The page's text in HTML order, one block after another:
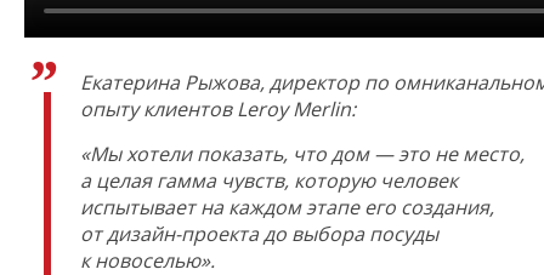
Екатерина Рыжова, директор по
опыту клиентов Leroy Merlin:
«Мы хотели показать, что дом — это не место,
а целая гамма чувств, которую человек
испытывает на каждом этапе его создания,
от дизайн-проекта до выбора посуды
к новоселью».